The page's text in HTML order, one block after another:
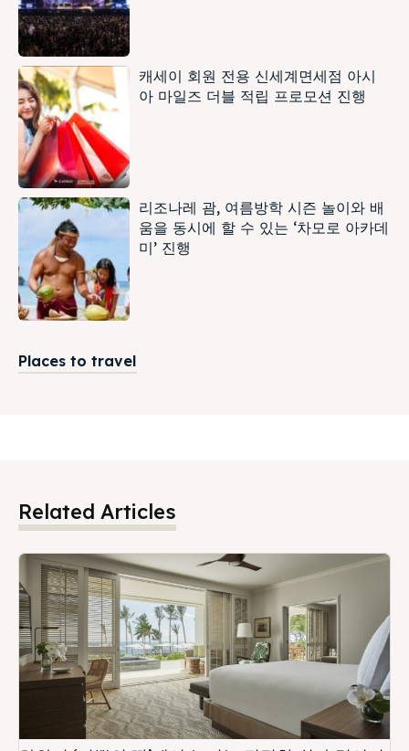
캐세이 회원 전용 신세계면세점 아시
아 마일즈 더블 적립 프로모션 진행
리조나레 괌, 여름방학 시즌 놀이와 배
움을 동시에 할 수 있는 ‘차모로 아카데
미’ 진행
Places to travel
Related Articles